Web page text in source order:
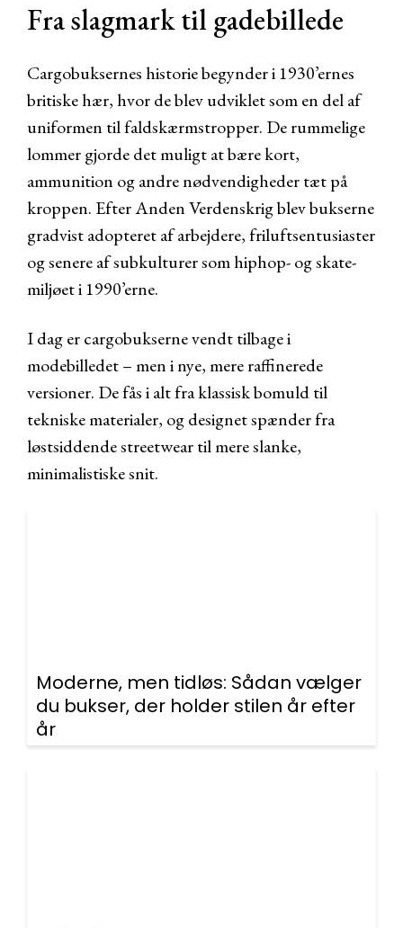
Fra slagmark til gadebillede
Cargobuksernes historie begynder i 1930’ernes
britiske hær, hvor de blev udviklet som en del af
uniformen til faldskærmstropper. De rummelige
lommer gjorde det muligt at bære kort,
ammunition og andre nødvendigheder tæt på
kroppen. Efter Anden Verdenskrig blev bukserne
gradvist adopteret af arbejdere, friluftsentusiaster
og senere af subkulturer som hiphop- og skate-
miljøet i 1990’erne.
I dag er cargobukserne vendt tilbage i
modebilledet – men i nye, mere raffinerede
versioner. De fås i alt fra klassisk bomuld til
tekniske materialer, og designet spænder fra
løstsiddende streetwear til mere slanke,
minimalistiske snit.
Moderne, men tidløs: Sådan vælger
du bukser, der holder stilen år efter
år